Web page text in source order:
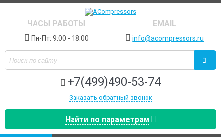
ЧАСЫ РАБОТЫ
Пн-Пт: 9:00 - 18:00
EMAIL
info@acompressors.ru
+7(499)490-53-74
Заказать обратный звонок
Найти по параметрам